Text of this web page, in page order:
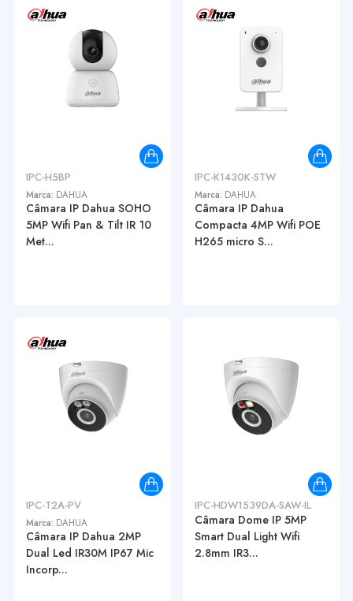
IPC-H5BP
Marca: DAHUA
Câmara IP Dahua SOHO
5MP Wifi Pan & Tilt IR 10
Met...
IPC-K1430K-STW
Marca: DAHUA
Câmara IP Dahua
Compacta 4MP Wifi POE
H265 micro S...
IPC-T2A-PV
Marca: DAHUA
Câmara IP Dahua 2MP
Dual Led IR30M IP67 Mic
Incorp...
IPC-HDW1539DA-SAW-IL
Câmara Dome IP 5MP
Smart Dual Light Wifi
2.8mm IR3...